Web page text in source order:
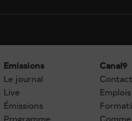
Emissions
Le journal
Live
Émissions
Programme
Canal9
Contact
Emplois